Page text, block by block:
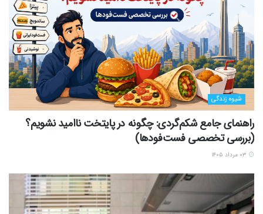
شیوه زندگی
راهنمای جامع شکم‌گردی: چگونه در پایتخت ناامید نشویم؟
(بررسی تخصصی فست‌فودها)